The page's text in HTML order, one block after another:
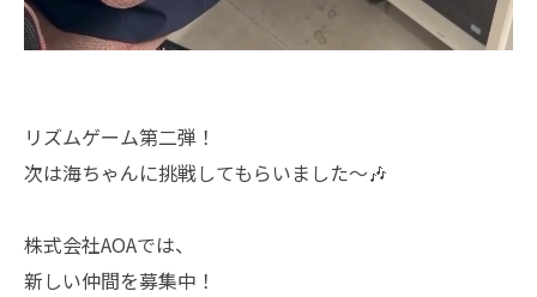
リズムゲーム第二弾！
次は海ちゃんに挑戦してもらいました〜🎶
株式会社AOAでは、
新しい仲間を募集中！